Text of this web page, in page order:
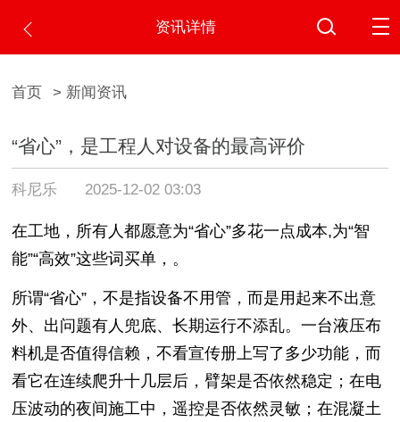
资讯详情
首页 > 新闻资讯
“省心”，是工程人对设备的最高评价
科尼乐 2025-12-02 03:03
在工地，所有人都愿意为“省心”多花一点成本,为“智
能”“高效”这些词买单， 。
所谓“省心”，不是指设备不用管，而是用起来不出意
外、出问题有人兜底、长期运行不添乱。一台液压布
料机是否值得信赖，不看宣传册上写了多少功能，而
看它在连续爬升十几层后，臂架是否依然稳定；在电
压波动的夜间施工中，遥控是否依然灵敏；在混凝土